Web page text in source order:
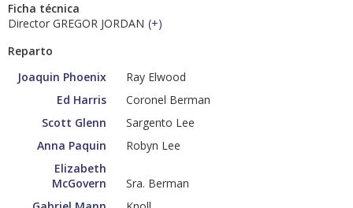
Ficha técnica
Director GREGOR JORDAN (+)
Reparto
Joaquin Phoenix
Ray Elwood
Ed Harris
Coronel Berman
Scott Glenn
Sargento Lee
Anna Paquin
Robyn Lee
Elizabeth
McGovern
Sra. Berman